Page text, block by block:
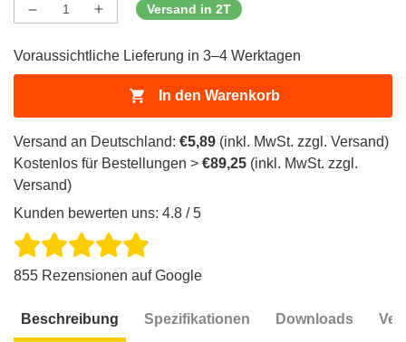
Menge
Menge
verringern
ProductDrop
Menge
erhöhen
ProductDrop
Versand in 2T
Voraussichtliche Lieferung in 3–4 Werktagen
In den Warenkorb
Versand an Deutschland: €5,89 (inkl. MwSt. zzgl. Versand)
Kostenlos für Bestellungen > €89,25 (inkl. MwSt. zzgl.
Versand)
Kunden bewerten uns: 4.8 / 5
855 Rezensionen auf Google
Beschreibung Spezifikationen Downloads